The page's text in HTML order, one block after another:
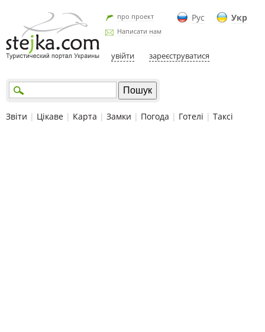
Рус Укр
про проект
Написати нам
увійти зареєструватися
Звіти | Цікаве | Карта | Замки | Погода | Готелі | Таксі